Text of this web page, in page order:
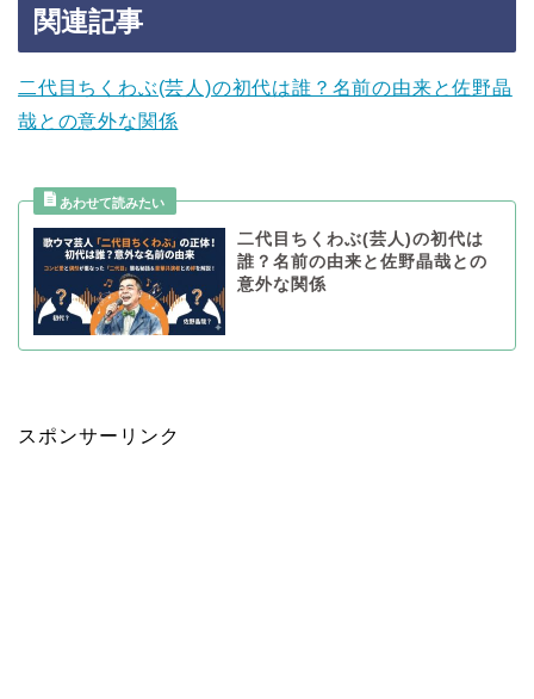
関連記事
二代目ちくわぶ(芸人)の初代は誰？名前の由来と佐野晶
哉との意外な関係
二代目ちくわぶ(芸人)の初代は
誰？名前の由来と佐野晶哉との
意外な関係
スポンサーリンク